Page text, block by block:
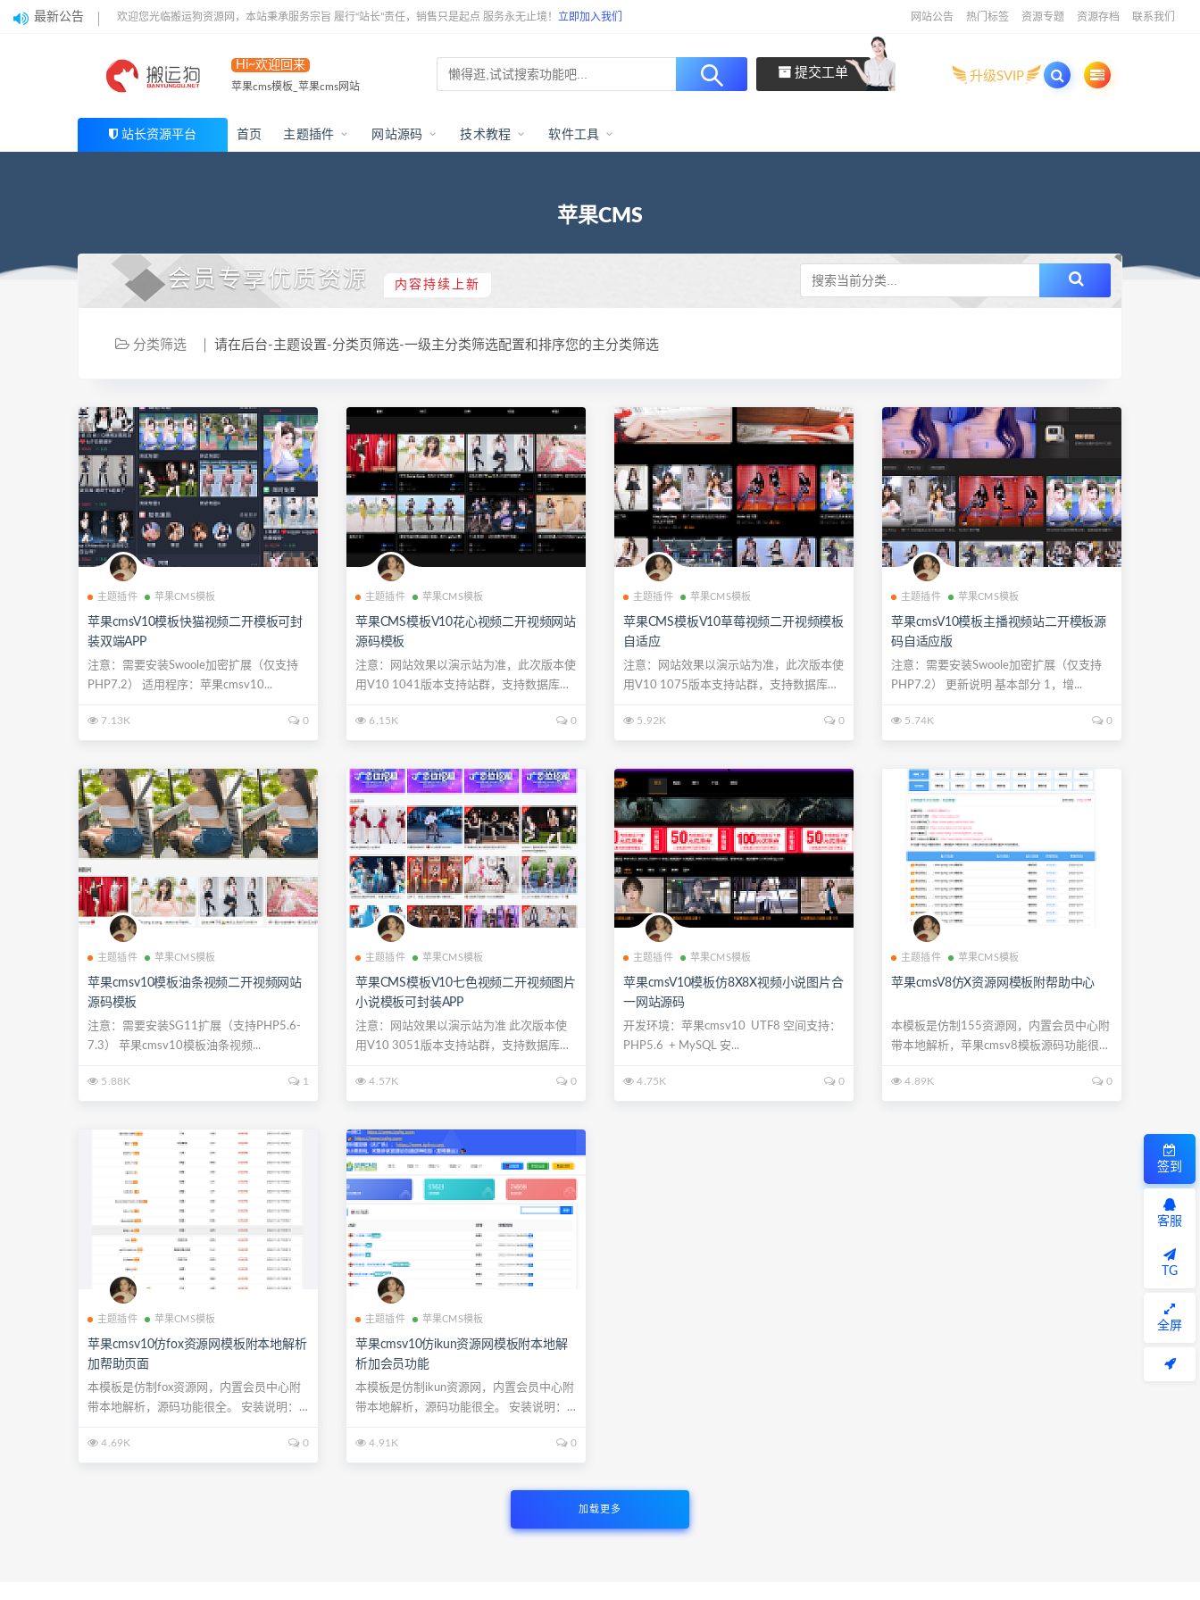
最新公告 欢迎您光临搬运狗资源网，本站秉承服务宗旨 履行“站长”责任，销售只是起点 服务永无止境！ 立即加入我们 网站公告 热门标签 资源专题 资源存档 联系我们
Hi~欢迎回来
苹果cms模板_苹果cms网站
提交工单 升级SVIP
站长资源平台 首页 主题插件 网站源码 技术教程 软件工具
苹果CMS
会员专享优质资源 内容持续上新
分类筛选 请在后台-主题设置-分类页筛选-一级主分类筛选配置和排序您的主分类筛选
主题插件 苹果CMS模板
苹果cmsV10模板快猫视频二开模板可封
装双端APP
注意：需要安装Swoole加密扩展（仅支持
PHP7.2） 适用程序：苹果cmsv10...
7.13K 0
主题插件 苹果CMS模板
苹果CMS模板V10花心视频二开视频网站
源码模板
注意：网站效果以演示站为准，此次版本使
用V10 1041版本支持站群，支持数据库挂
6.15K 0
主题插件 苹果CMS模板
苹果CMS模板V10草莓视频二开视频模板
自适应
注意：网站效果以演示站为准，此次版本使
用V10 1075版本支持站群，支持数据库挂
5.92K 0
主题插件 苹果CMS模板
苹果cmsV10模板主播视频站二开模板源
码自适应版
注意：需要安装Swoole加密扩展（仅支持
PHP7.2） 更新说明 基本部分 1，增...
5.74K 0
主题插件 苹果CMS模板
苹果cmsv10模板油条视频二开视频网站
源码模板
注意：需要安装SG11扩展（支持PHP5.6-
7.3） 苹果cmsv10模板油条视频...
5.88K 1
主题插件 苹果CMS模板
苹果CMS模板V10七色视频二开视频图片
小说模板可封装APP
注意：网站效果以演示站为准 此次版本使
用V10 3051版本支持站群，支持数据库挂
4.57K 0
主题插件 苹果CMS模板
苹果cmsV10模板仿8X8X视频小说图片合
一网站源码
开发环境：苹果cmsv10 UTF8 空间支持：
PHP5.6 + MySQL 安...
4.75K 0
主题插件 苹果CMS模板
苹果cmsV8仿X资源网模板附帮助中心
本模板是仿制155资源网，内置会员中心附
带本地解析，苹果cmsv8模板源码功能很
4.89K 0
主题插件 苹果CMS模板
苹果cmsv10仿fox资源网模板附本地解析
加帮助页面
本模板是仿制fox资源网，内置会员中心附
带本地解析，源码功能很全。 安装说明：
4.69K 0
主题插件 苹果CMS模板
苹果cmsv10仿ikun资源网模板附本地解
析加会员功能
本模板是仿制ikun资源网，内置会员中心附
带本地解析，源码功能很全。 安装说明：
4.91K 0
加载更多
签到
客服
TG
全屏